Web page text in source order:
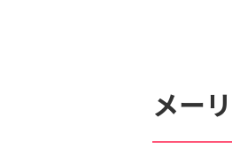
個人情報保護のため、お名前や連絡先、
メー